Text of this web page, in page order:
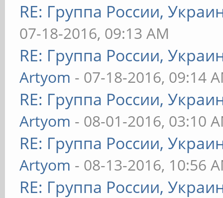
RE: Группа России,
07-18-2016, 09:13 AM
RE: Группа России,
Artyom - 07-18-2016, 09:14
RE: Группа России,
Artyom - 08-01-2016, 03:10
RE: Группа России,
Artyom - 08-13-2016, 10:56
RE: Группа России,